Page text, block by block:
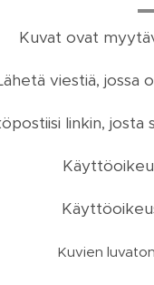
Kuvat ovat
viestiä, jossa
linkin,
Kuvien